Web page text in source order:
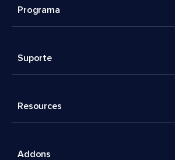
Programa
Suporte
Resources
Addons